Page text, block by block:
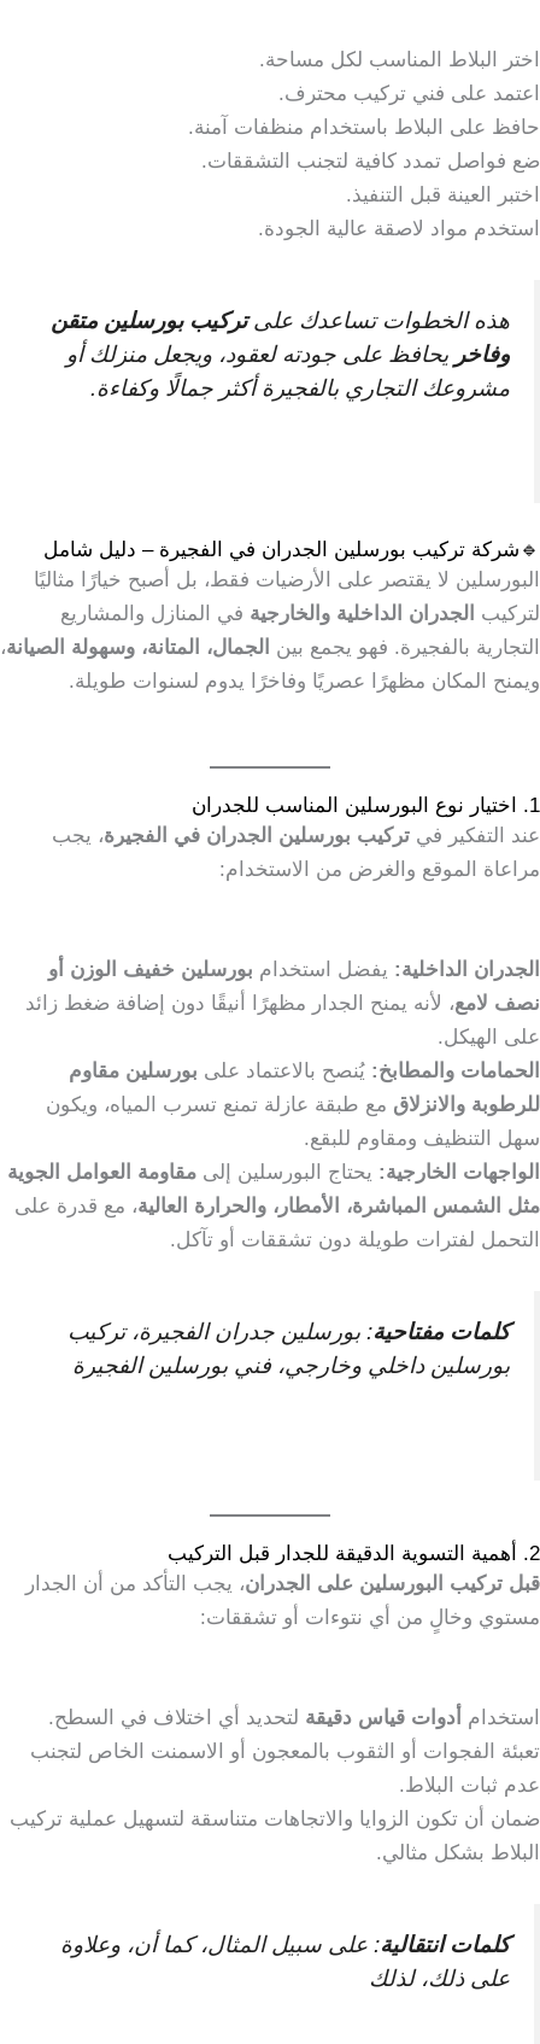
اختر البلاط المناسب لكل مساحة.
اعتمد على فني تركيب محترف.
حافظ على البلاط باستخدام منظفات آمنة.
ضع فواصل تمدد كافية لتجنب التشققات.
اختبر العينة قبل التنفيذ.
استخدم مواد لاصقة عالية الجودة.
هذه الخطوات تساعدك علىتركيب بورسلين متقن
وفاخر يحافظ على جودته لعقود، ويجعل منزلك أو
مشروعك التجاري بالفجيرة أكثر جمالًا وكفاءة.
🔹شركة تركيب بورسلين الجدران في الفجيرة – دليل شامل
البورسلين لا يقتصر على الأرضيات فقط، بل أصبح خيارًا مثاليًا
لتركيب الجدران الداخلية والخارجية في المنازل والمشاريع
التجارية بالفجيرة. فهو يجمع بين الجمال، المتانة، وسهولة الصيانة،
ويمنح المكان مظهرًا عصريًا وفاخرًا يدوم لسنوات طويلة.
1. اختيار نوع البورسلين المناسب للجدران
عند التفكير في تركيب بورسلين الجدران في الفجيرة، يجب
مراعاة الموقع والغرض من الاستخدام:
الجدران الداخلية: يفضل استخدام بورسلين خفيف الوزن أو
نصف لامع، لأنه يمنح الجدار مظهرًا أنيقًا دون إضافة ضغط زائد
على الهيكل.
الحمامات والمطابخ: يُنصح بالاعتماد على بورسلين مقاوم
للرطوبة والانزلاق مع طبقة عازلة تمنع تسرب المياه، ويكون
سهل التنظيف ومقاوم للبقع.
الواجهات الخارجية: يحتاج البورسلين إلى مقاومة العوامل الجوية
مثل الشمس المباشرة، الأمطار، والحرارة العالية، مع قدرة على
التحمل لفترات طويلة دون تشققات أو تآكل.
كلمات مفتاحية: بورسلين جدران الفجيرة، تركيب
بورسلين داخلي وخارجي، فني بورسلين الفجيرة
2. أهمية التسوية الدقيقة للجدار قبل التركيب
قبل تركيب البورسلين على الجدران، يجب التأكد من أن الجدار
مستوي وخالٍ من أي نتوءات أو تشققات:
استخدام أدوات قياس دقيقة لتحديد أي اختلاف في السطح.
تعبئة الفجوات أو الثقوب بالمعجون أو الاسمنت الخاص لتجنب
عدم ثبات البلاط.
ضمان أن تكون الزوايا والاتجاهات متناسقة لتسهيل عملية تركيب
البلاط بشكل مثالي.
كلمات انتقالية: على سبيل المثال، كما أن، وعلاوة
على ذلك، لذلك